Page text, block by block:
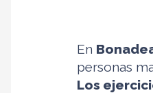
En
personas
Los